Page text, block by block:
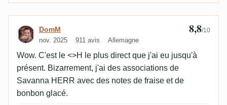
Avis de DomM
DomM
nov. 2025 911 avis Allemagne
8,8/10
Wow. C'est le <>H le plus direct que j'ai eu jusqu'à
présent. Bizarrement, j'ai des associations de
Savanna HERR avec des notes de fraise et de
bonbon glacé.